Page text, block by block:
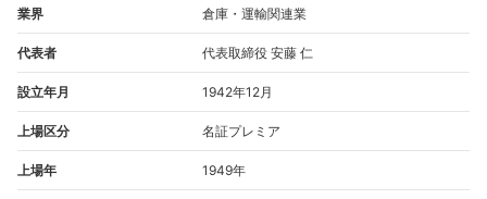
業界 倉庫・運輸関連業
代表者 代表取締役 安藤 仁
設立年月 1942年12月
上場区分 名証プレミア
上場年 1949年